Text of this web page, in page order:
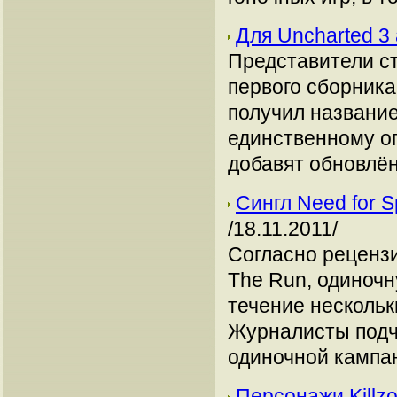
Для Uncharted 3
Представители
первого
получил
единственному
добавят
Сингл Need for
/18.11.2011/
Согласно
The Run,
течение
Журналисты
одиночной